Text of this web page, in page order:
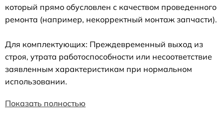
который прямо обусловлен с качеством проведенного
ремонта (например, некорректный монтаж запчасти).
Для комплектующих: Преждевременный выход из
строя, утрата работоспособности или несоответствие
заявленным характеристикам при нормальном
использовании.
Показать полностью